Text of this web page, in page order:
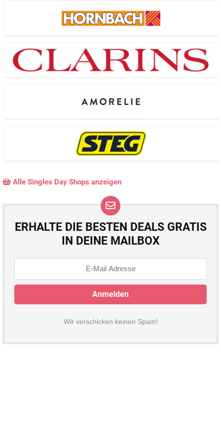
Alle Singles Day Shops anzeigen
ERHALTE DIE BESTEN DEALS GRATIS
IN DEINE MAILBOX
Wir verschicken keinen Spam!